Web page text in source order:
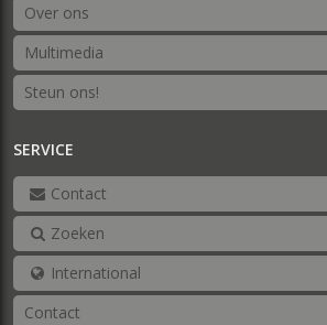
Over ons
Multimedia
Steun ons!
SERVICE
Contact
Zoeken
International
Contact